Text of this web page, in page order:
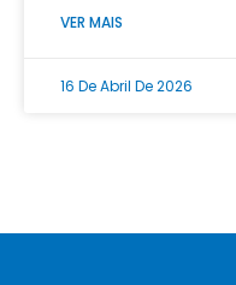
VER MAIS
16 De Abril De 2026